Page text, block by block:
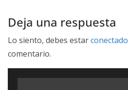
Deja una respuesta
Lo siento, debes estarconectado
comentario.